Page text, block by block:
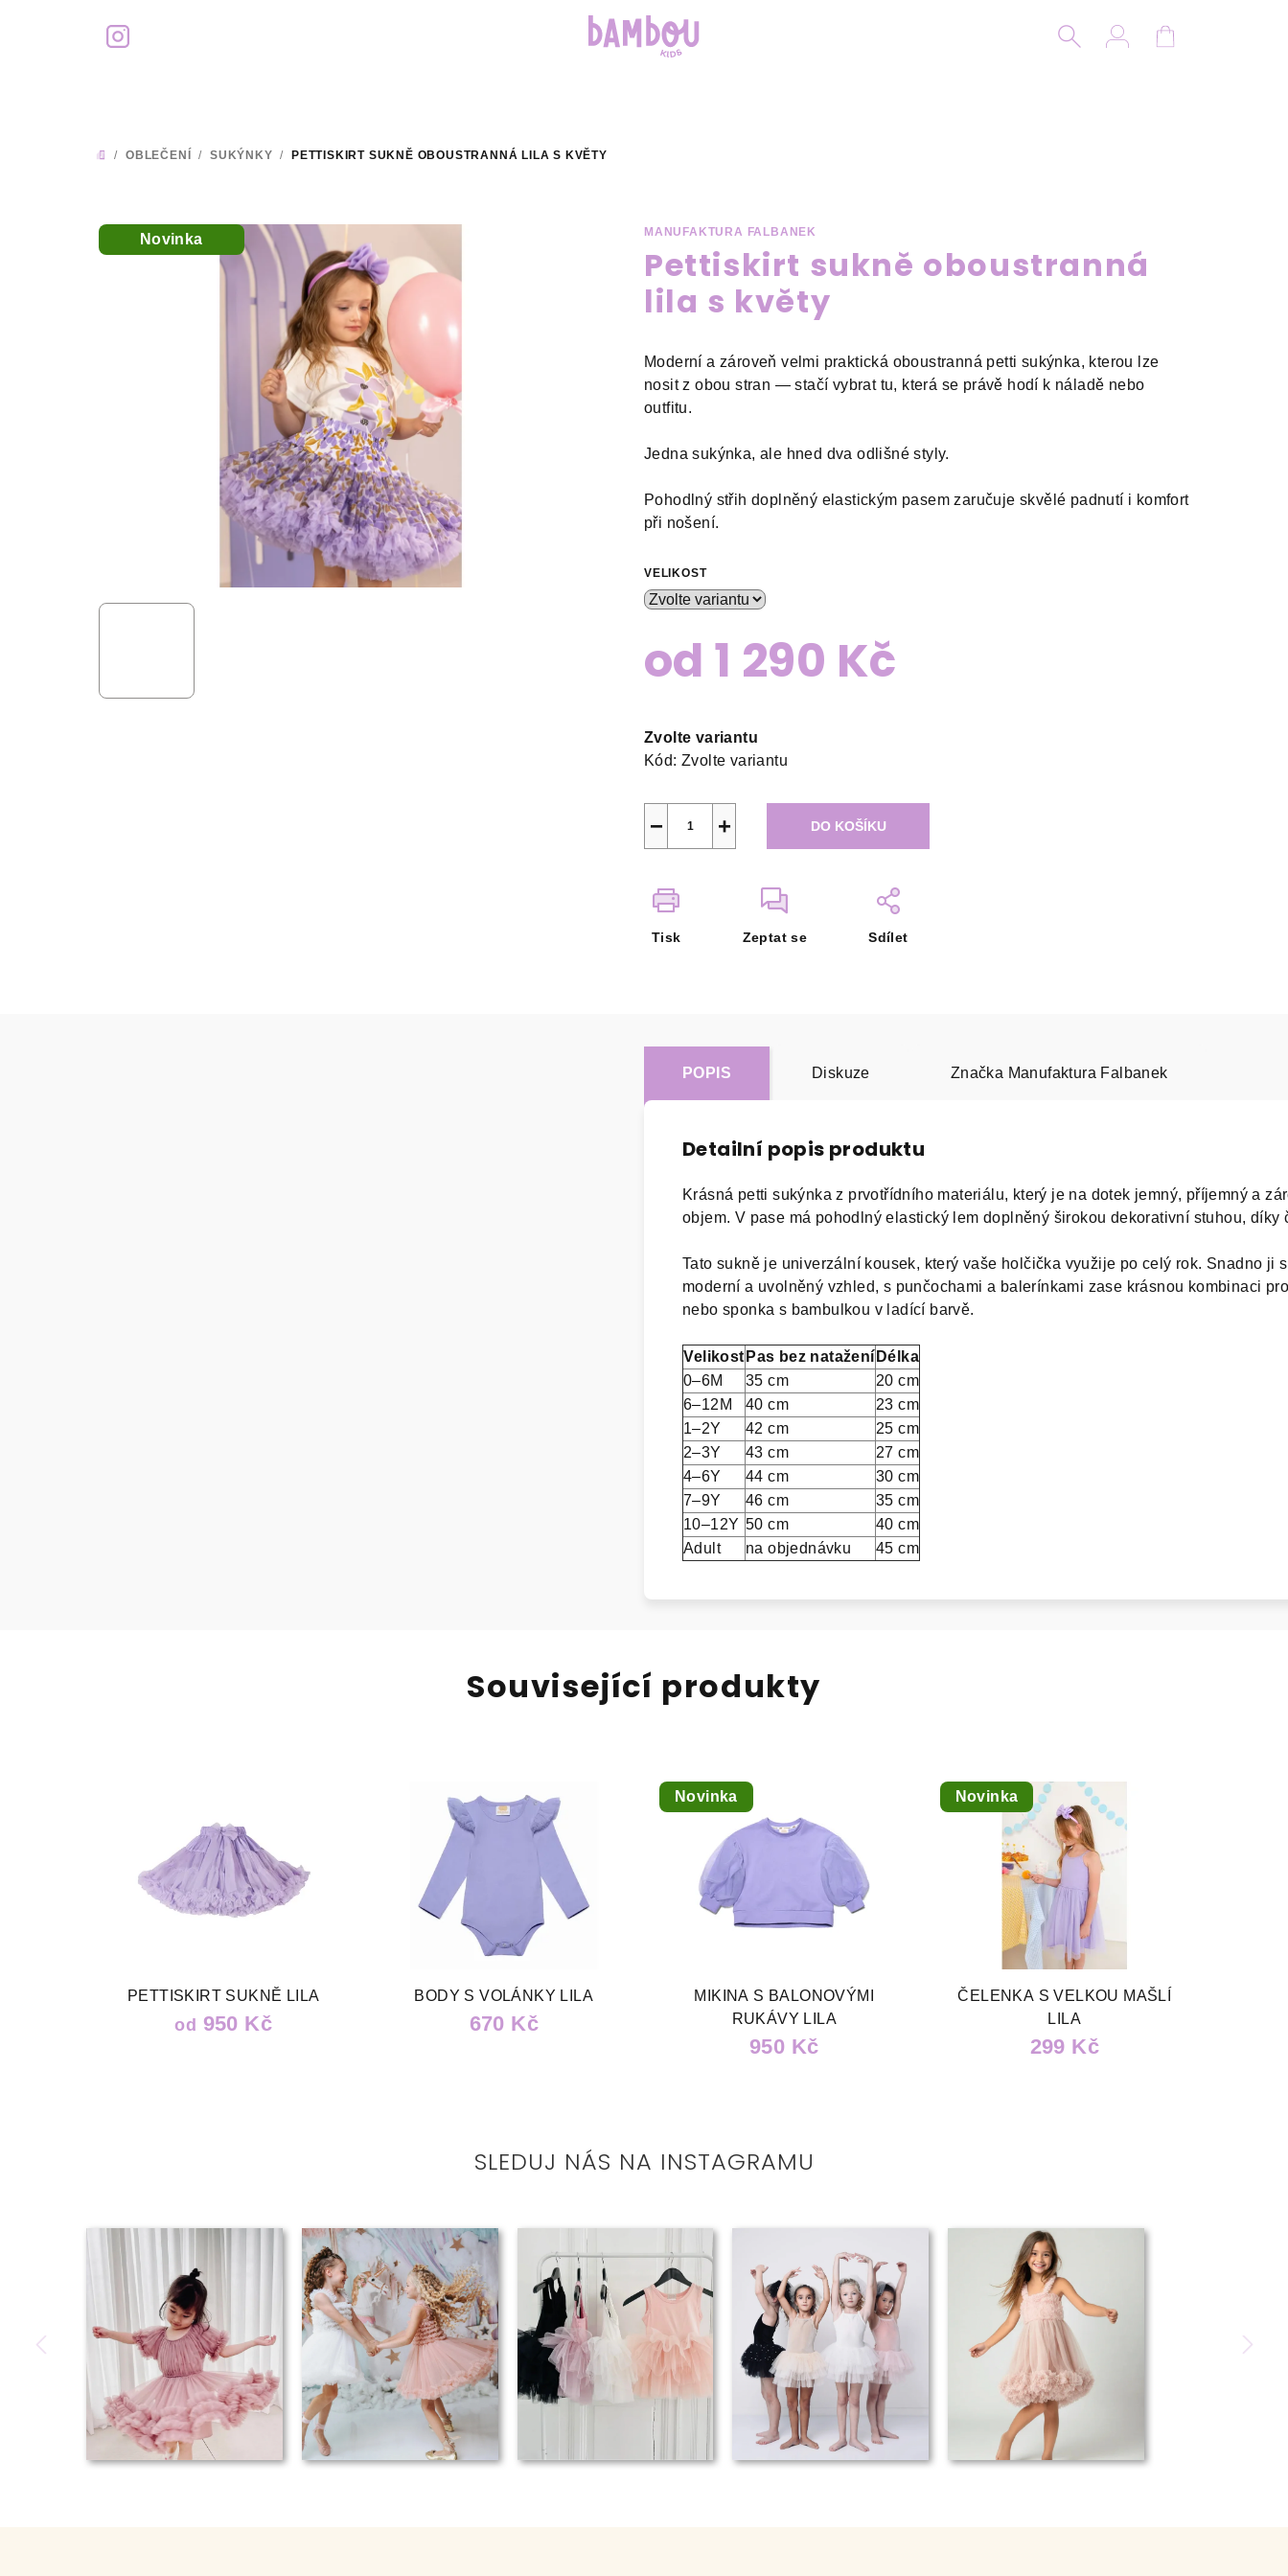
DOMŮ
/ OBLEČENÍ / SUKÝNKY / PETTISKIRT SUKNĚ OBOUSTRANNÁ LILA S KVĚTY
MANUFAKTURA FALBANEK
Pettiskirt sukně oboustranná
lila s květy
Moderní a zároveň velmi praktická oboustranná petti sukýnka, kterou lze
nosit z obou stran — stačí vybrat tu, která se právě hodí k náladě nebo
outfitu.
Jedna sukýnka, ale hned dva odlišné styly.
Pohodlný střih doplněný elastickým pasem zaručuje skvělé padnutí i komfort
při nošení.
VELIKOST
od 1 290 Kč
cena:
Zvolte variantu
Kód: Zvolte variantu
+
− DO KOŠÍKU
Tisk Zeptat se Sdílet
Novinka
POPIS Diskuze Značka Manufaktura Falbanek
Detailní popis produktu
Krásná petti sukýnka z prvotřídního materiálu, který je na dotek jemný, příjemný a
objem. V pase má pohodlný elastický lem doplněný širokou dekorativní stuhou,
Tato sukně je univerzální kousek, který vaše holčička využije po celý rok. Snadno
moderní a uvolněný vzhled, s punčochami a balerínkami zase krásnou kombinaci
nebo sponka s bambulkou v ladící barvě.
Velikost Pas bez natažení Délka
0–6M
35 cm
20 cm
6–12M
40 cm
23 cm
1–2Y
42 cm
25 cm
2–3Y
43 cm
27 cm
4–6Y
44 cm
30 cm
7–9Y
46 cm
35 cm
10–12Y 50 cm
40 cm
Adult
na objednávku 45 cm
Související produkty
PETTISKIRT SUKNĚ LILA
od 950 Kč
BODY S VOLÁNKY LILA
670 Kč
Novinka
MIKINA S BALONOVÝMI
RUKÁVY LILA
950 Kč
Novinka
ČELENKA S VELKOU MAŠLÍ
LILA
299 Kč
SLEDUJ NÁS NA INSTAGRAMU